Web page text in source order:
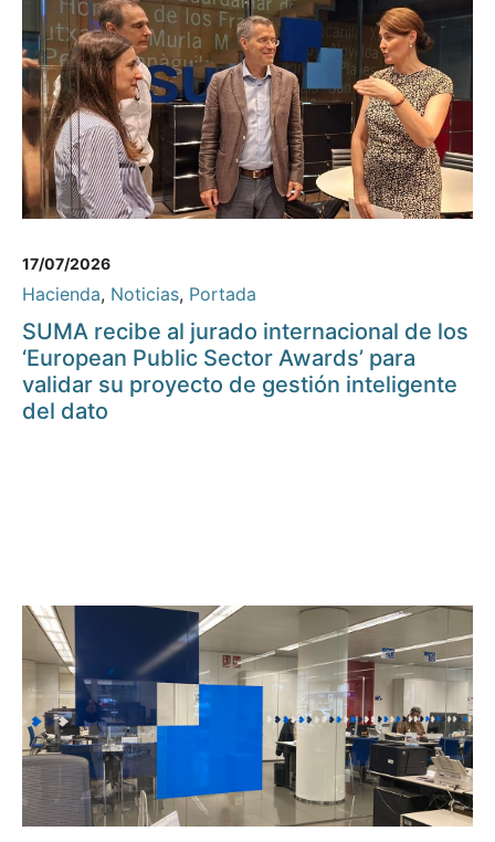
17/07/2026
Hacienda, Noticias, Portada
SUMA recibe al jurado internacional de los
‘European Public Sector Awards’ para
validar su proyecto de gestión inteligente
del dato